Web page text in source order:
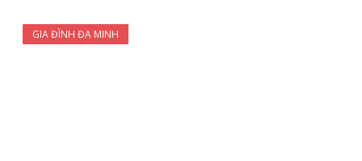
GIA ĐÌNH ĐA MINH